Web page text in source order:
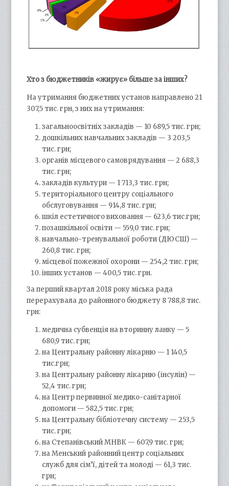
Хто з бюджетників «жирує» більше за інших?
На утримання бюджетних установ направлено 21
307,5 тис. грн, з них на утримання:
загальноосвітніх закладів — 10 689,5 тис. грн;
дошкільних навчальних закладів — 3 203,5
тис. грн;
органів місцевого самоврядування — 2 688,3
тис. грн;
закладів культури — 1 713,3 тис. грн;
територіального центру соціального
обслуговування — 914,8 тис. грн;
шкіл естетичного виховання — 623,6 тис.грн;
позашкільної освіти — 559,0 тис. грн;
навчально-тренувальної роботи (ДЮСШ) —
260,8 тис. грн;
місцевої пожежної охорони — 254,2 тис. грн;
інших установ — 400,5 тис. грн.
За перший квартал 2018 року міська рада
перерахувала до районного бюджету 8 788,8 тис.
грн:
медична субвенція на вторинну ланку — 5
680,9 тис. грн;
на Центральну районну лікарню — 1 140,5
тис.грн;
на Центральну районну лікарню (інсулін) —
52,4 тис. грн;
на Центр первинної медико-санітарної
допомоги — 582,5 тис. грн;
на Центральну бібліотечну систему — 253,5
тис. грн;
на Степанівський МНВК — 607,9 тис. грн;
на Менський районний центр соціальних
служб для сім’ї, дітей та молоді — 61,3 тис.
грн;